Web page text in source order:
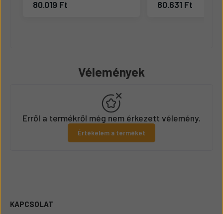
80.019 Ft 80.631 Ft
Vélemények
Erről a termékről még nem érkezett vélemény.
Értékelem a terméket
KAPCSOLAT